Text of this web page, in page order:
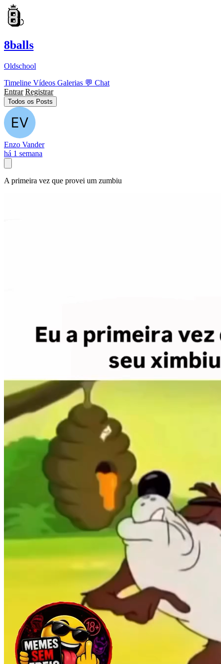
8balls
Oldschool
Timeline Vídeos Galerias 💬 Chat
Entrar Registrar
Todos os Posts
Enzo Vander
há 1 semana
A primeira vez que provei um zumbiu